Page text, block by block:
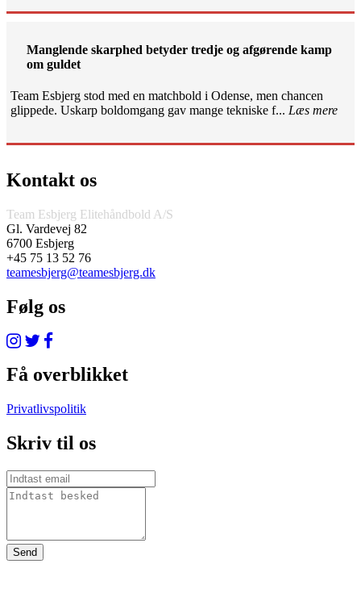
Manglende skarphed betyder tredje og afgørende kamp
om guldet
Team Esbjerg stod med en matchbold i Odense, men chancen
glippede. Uskarp boldomgang gav mange tekniske f... Læs mere
Kontakt os
Team Esbjerg Elitehåndbold A/S
Gl. Vardevej 82
6700 Esbjerg
+45 75 13 52 76
teamesbjerg@teamesbjerg.dk
Følg os
Få overblikket
Privatlivspolitik
Skriv til os